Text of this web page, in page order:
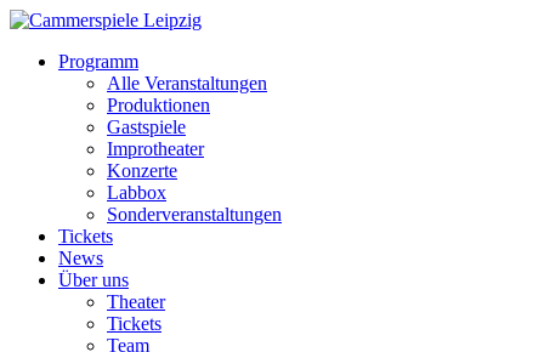
Programm
Alle Veranstaltungen
Produktionen
Gastspiele
Improtheater
Konzerte
Labbox
Sonderveranstaltungen
Tickets
News
Über uns
Theater
Tickets
Team